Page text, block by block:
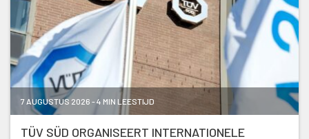
7 AUGUSTUS 2026 - 4 MIN LEESTIJD
TÜV SÜD ORGANISEERT INTERNATIONELE